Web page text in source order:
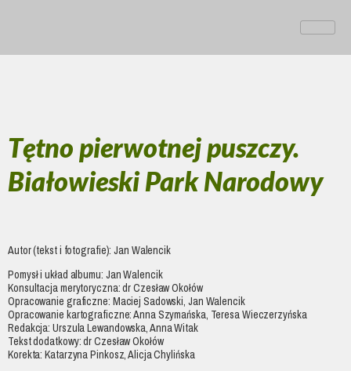
Tętno pierwotnej puszczy.
Białowieski Park Narodowy
Autor (tekst i fotografie): Jan Walencik
Pomysł i układ albumu: Jan Walencik
Konsultacja merytoryczna: dr Czesław Okołów
Opracowanie graficzne: Maciej Sadowski, Jan Walencik
Opracowanie kartograficzne: Anna Szymańska, Teresa Wieczerzyńska
Redakcja: Urszula Lewandowska, Anna Witak
Tekst dodatkowy: dr Czesław Okołów
Korekta: Katarzyna Pinkosz, Alicja Chylińska